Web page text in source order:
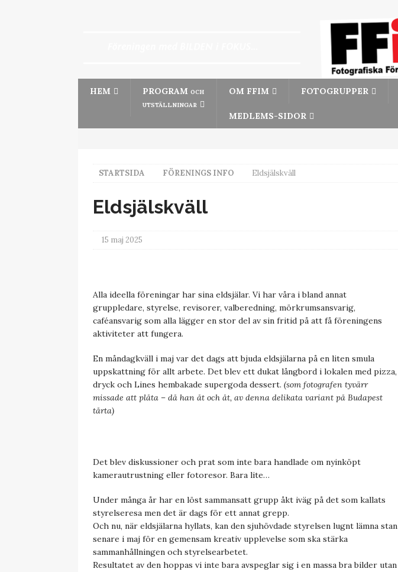
HEM PROGRAM OCH
UTSTÄLLNINGAR
OM FFIM FOTOGRUPPER
MEDLEMS-SIDOR
STARTSIDA FÖRENINGS INFO Eldsjälskväll
Eldsjälskväll
15 maj 2025
Alla ideella föreningar har sina eldsjälar. Vi har våra i bland annat
gruppledare, styrelse, revisorer, valberedning, mörkrumsansvarig,
caféansvarig som alla lägger en stor del av sin fritid på att få föreningens
aktiviteter att fungera.
En måndagkväll i maj var det dags att bjuda eldsjälarna på en liten smula
uppskattning för allt arbete. Det blev ett dukat långbord i lokalen med pizza,
dryck och Lines hembakade supergoda dessert. (som fotografen tyvärr
missade att plåta – då han åt och åt, av denna delikata variant på Budapest
tårta)
Det blev diskussioner och prat som inte bara handlade om nyinköpt
kamerautrustning eller fotoresor. Bara lite…
Under många år har en löst sammansatt grupp åkt iväg på det som kallats
styrelseresa men det är dags för ett annat grepp.
Och nu, när eldsjälarna hyllats, kan den sjuhövdade styrelsen lugnt lämna stan
senare i maj för en gemensam kreativ upplevelse som ska stärka
sammanhållningen och styrelsearbetet.
Resultatet av den hoppas vi inte bara avspeglar sig i en massa bra bilder utan